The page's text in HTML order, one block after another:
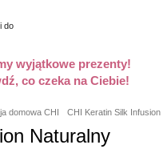
wyjątkowe prezenty!
co czeka na Ciebie!
domowa CHI CHI Keratin Silk
Naturalny